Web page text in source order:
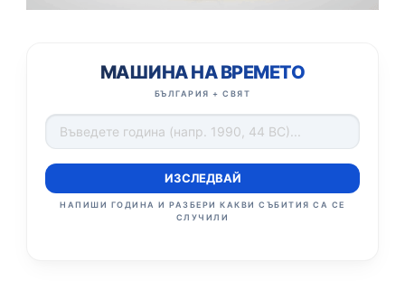
МАШИНА НА ВРЕМЕТО
БЪЛГАРИЯ + СВЯТ
ИЗСЛЕДВАЙ
НАПИШИ ГОДИНА И РАЗБЕРИ КАКВИ СЪБИТИЯ СА СЕ
СЛУЧИЛИ